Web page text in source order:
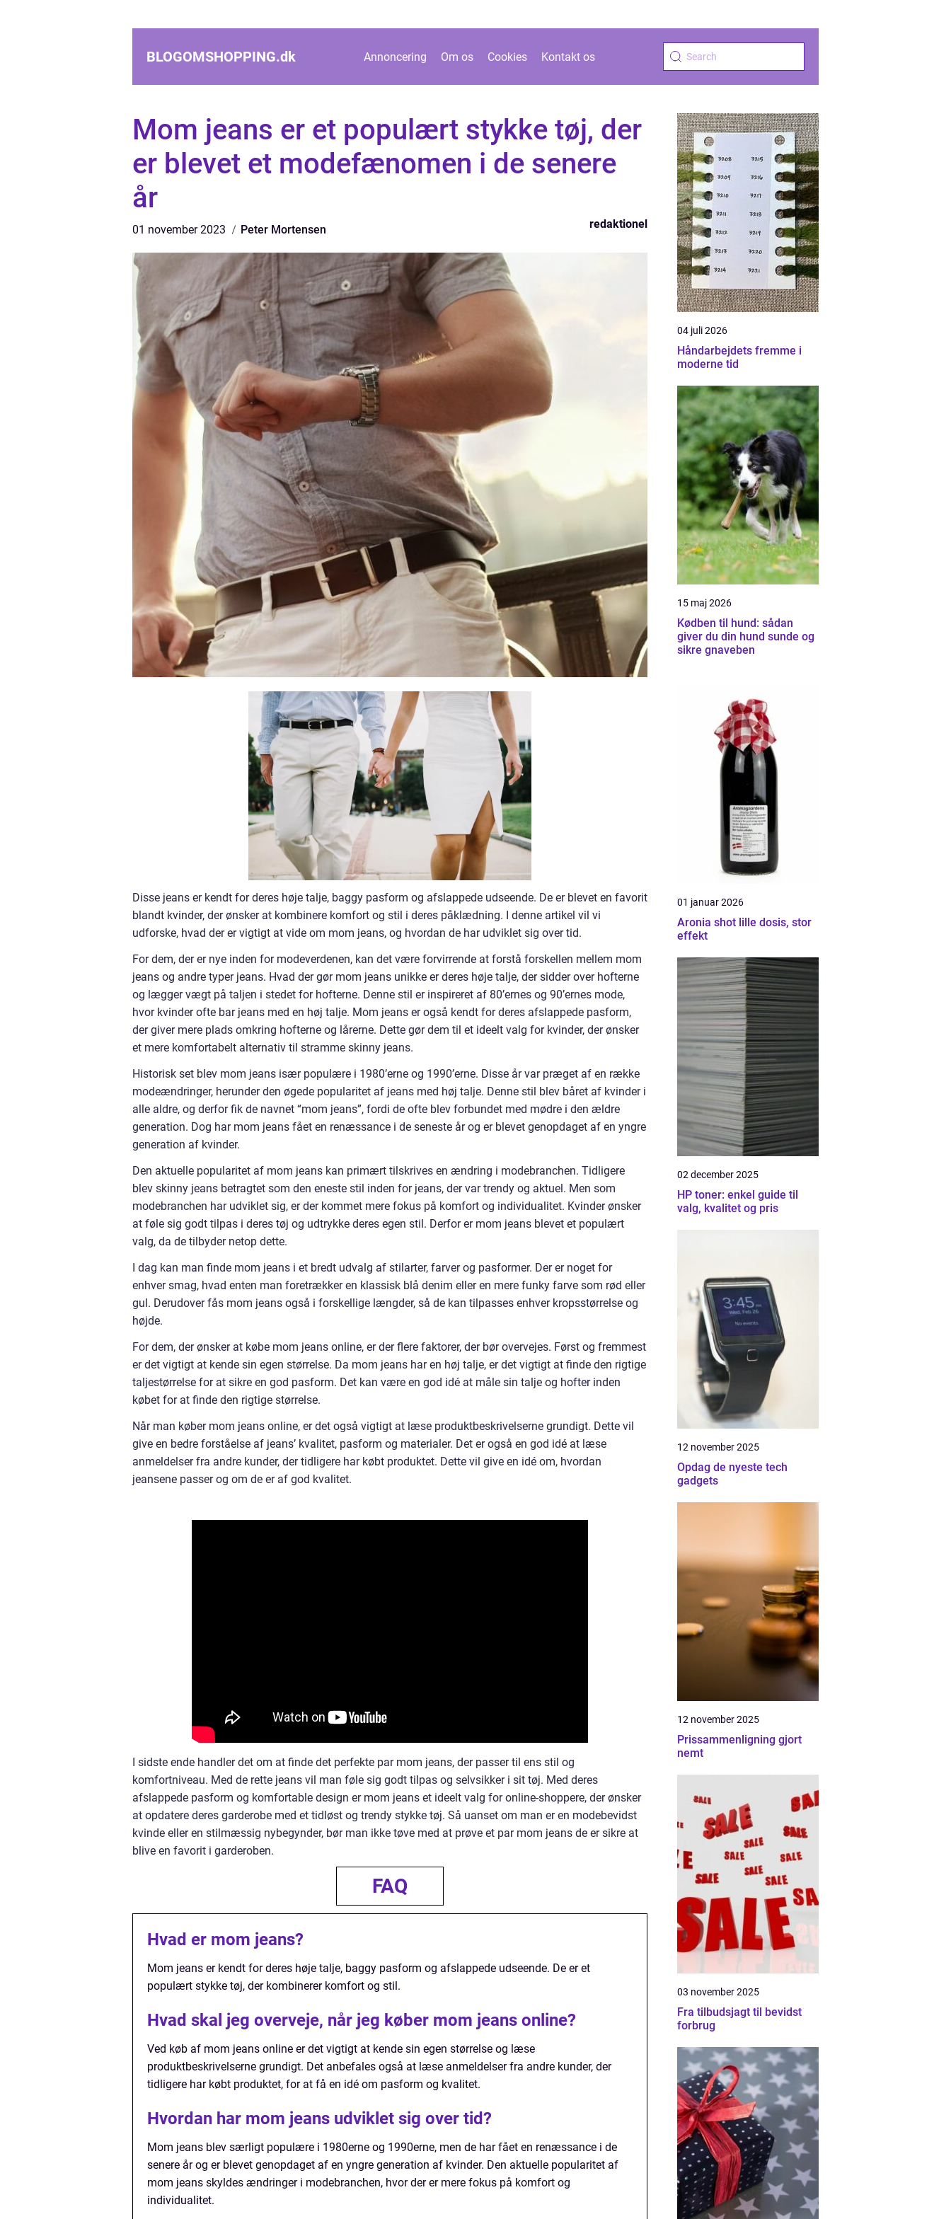
BLOGOMSHOPPING.dk Annoncering Om os Cookies Kontakt os
Mom jeans er et populært stykke tøj, der
er blevet et modefænomen i de senere
år
01 november 2023 Peter Mortensen redaktionel
Disse jeans er kendt for deres høje talje, baggy pasform og afslappede udseende. De er blevet en favorit
blandt kvinder, der ønsker at kombinere komfort og stil i deres påklædning. I denne artikel vil vi
udforske, hvad der er vigtigt at vide om mom jeans, og hvordan de har udviklet sig over tid.
For dem, der er nye inden for modeverdenen, kan det være forvirrende at forstå forskellen mellem mom
jeans og andre typer jeans. Hvad der gør mom jeans unikke er deres høje talje, der sidder over hofterne
og lægger vægt på taljen i stedet for hofterne. Denne stil er inspireret af 80’ernes og 90’ernes mode,
hvor kvinder ofte bar jeans med en høj talje. Mom jeans er også kendt for deres afslappede pasform,
der giver mere plads omkring hofterne og lårerne. Dette gør dem til et ideelt valg for kvinder, der ønsker
et mere komfortabelt alternativ til stramme skinny jeans.
Historisk set blev mom jeans især populære i 1980’erne og 1990’erne. Disse år var præget af en række
modeændringer, herunder den øgede popularitet af jeans med høj talje. Denne stil blev båret af kvinder i
alle aldre, og derfor fik de navnet “mom jeans”, fordi de ofte blev forbundet med mødre i den ældre
generation. Dog har mom jeans fået en renæssance i de seneste år og er blevet genopdaget af en yngre
generation af kvinder.
Den aktuelle popularitet af mom jeans kan primært tilskrives en ændring i modebranchen. Tidligere
blev skinny jeans betragtet som den eneste stil inden for jeans, der var trendy og aktuel. Men som
modebranchen har udviklet sig, er der kommet mere fokus på komfort og individualitet. Kvinder ønsker
at føle sig godt tilpas i deres tøj og udtrykke deres egen stil. Derfor er mom jeans blevet et populært
valg, da de tilbyder netop dette.
I dag kan man finde mom jeans i et bredt udvalg af stilarter, farver og pasformer. Der er noget for
enhver smag, hvad enten man foretrækker en klassisk blå denim eller en mere funky farve som rød eller
gul. Derudover fås mom jeans også i forskellige længder, så de kan tilpasses enhver kropsstørrelse og
højde.
For dem, der ønsker at købe mom jeans online, er der flere faktorer, der bør overvejes. Først og fremmest
er det vigtigt at kende sin egen størrelse. Da mom jeans har en høj talje, er det vigtigt at finde den rigtige
taljestørrelse for at sikre en god pasform. Det kan være en god idé at måle sin talje og hofter inden
købet for at finde den rigtige størrelse.
Når man køber mom jeans online, er det også vigtigt at læse produktbeskrivelserne grundigt. Dette vil
give en bedre forståelse af jeans’ kvalitet, pasform og materialer. Det er også en god idé at læse
anmeldelser fra andre kunder, der tidligere har købt produktet. Dette vil give en idé om, hvordan
jeansene passer og om de er af god kvalitet.
I sidste ende handler det om at finde det perfekte par mom jeans, der passer til ens stil og
komfortniveau. Med de rette jeans vil man føle sig godt tilpas og selvsikker i sit tøj. Med deres
afslappede pasform og komfortable design er mom jeans et ideelt valg for online-shoppere, der ønsker
at opdatere deres garderobe med et tidløst og trendy stykke tøj. Så uanset om man er en modebevidst
kvinde eller en stilmæssig nybegynder, bør man ikke tøve med at prøve et par mom jeans de er sikre at
blive en favorit i garderoben.
FAQ
Hvad er mom jeans?
Mom jeans er kendt for deres høje talje, baggy pasform og afslappede udseende. De er et
populært stykke tøj, der kombinerer komfort og stil.
Hvad skal jeg overveje, når jeg køber mom jeans online?
Ved køb af mom jeans online er det vigtigt at kende sin egen størrelse og læse
produktbeskrivelserne grundigt. Det anbefales også at læse anmeldelser fra andre kunder, der
tidligere har købt produktet, for at få en idé om pasform og kvalitet.
Hvordan har mom jeans udviklet sig over tid?
Mom jeans blev særligt populære i 1980erne og 1990erne, men de har fået en renæssance i de
senere år og er blevet genopdaget af en yngre generation af kvinder. Den aktuelle popularitet af
mom jeans skyldes ændringer i modebranchen, hvor der er mere fokus på komfort og
individualitet.
04 juli 2026
Håndarbejdets fremme i
moderne tid
15 maj 2026
Kødben til hund: sådan
giver du din hund sunde og
sikre gnaveben
01 januar 2026
Aronia shot lille dosis, stor
effekt
02 december 2025
HP toner: enkel guide til
valg, kvalitet og pris
12 november 2025
Opdag de nyeste tech
gadgets
12 november 2025
Prissammenligning gjort
nemt
03 november 2025
Fra tilbudsjagt til bevidst
forbrug